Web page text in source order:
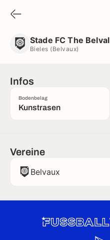
Stade FC The Belval
Bieles (Belvaux)
Infos
Bodenbelag
Kunstrasen
Vereine
Belvaux